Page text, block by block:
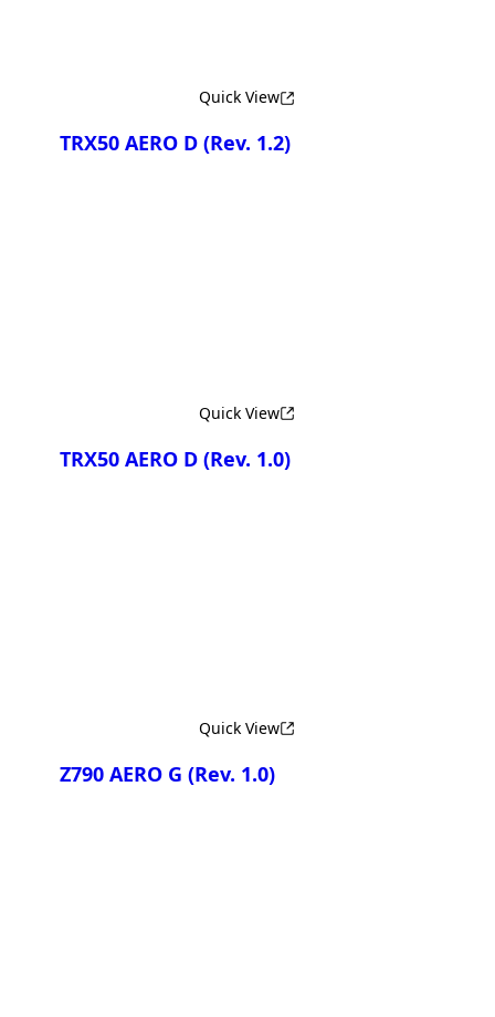
Quick View
TRX50 AERO D (Rev. 1.2)
Quick View
TRX50 AERO D (Rev. 1.0)
Quick View
Z790 AERO G (Rev. 1.0)